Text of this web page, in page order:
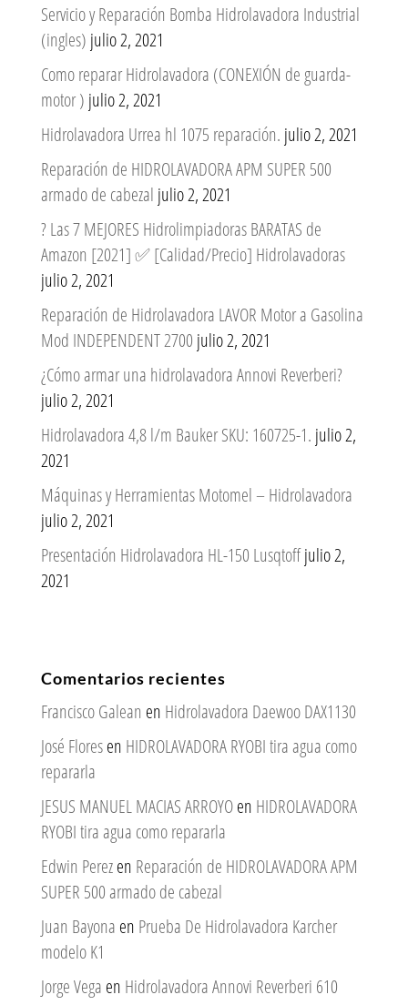
Servicio y Reparación Bomba Hidrolavadora Industrial
(ingles) julio 2, 2021
Como reparar Hidrolavadora (CONEXIÓN de guarda-
motor ) julio 2, 2021
Hidrolavadora Urrea hl 1075 reparación. julio 2, 2021
Reparación de HIDROLAVADORA APM SUPER 500
armado de cabezal julio 2, 2021
? Las 7 MEJORES Hidrolimpiadoras BARATAS de
Amazon [2021] ✅ [Calidad/Precio] Hidrolavadoras
julio 2, 2021
Reparación de Hidrolavadora LAVOR Motor a Gasolina
Mod INDEPENDENT 2700 julio 2, 2021
¿Cómo armar una hidrolavadora Annovi Reverberi?
julio 2, 2021
Hidrolavadora 4,8 l/m Bauker SKU: 160725-1. julio 2,
2021
Máquinas y Herramientas Motomel – Hidrolavadora
julio 2, 2021
Presentación Hidrolavadora HL-150 Lusqtoffjulio 2,
2021
Comentarios recientes
Francisco Galean en Hidrolavadora Daewoo DAX1130
José Floresen HIDROLAVADORA RYOBI tira agua como
repararla
JESUS MANUEL MACIAS ARROYOen HIDROLAVADORA
RYOBI tira agua como repararla
Edwin Perezen Reparación de HIDROLAVADORA APM
SUPER 500 armado de cabezal
Juan Bayona en Prueba De Hidrolavadora Karcher
modelo K1
Jorge Vega en Hidrolavadora Annovi Reverberi 610